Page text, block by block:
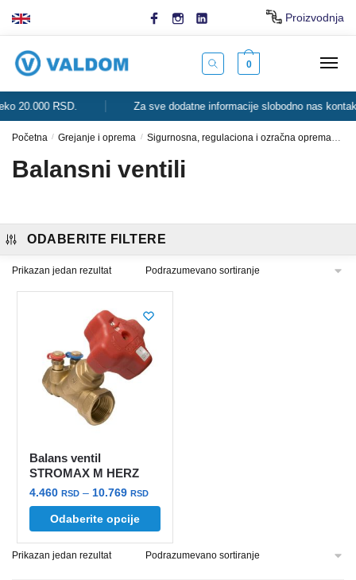
Proizvodnja
0
20.000 RSD. Za sve dodatne informacije slobodno nas
Početna / Grejanje i oprema / Sigurnosna, regulaciona i ozračna oprema
Balansni ventili
ODABERITE FILTERE
Prikazan jedan rezultat
Balans ventil
STROMAX M HERZ
4.460RSD – 10.769RSDRaspon
cena:
od
4.460 rsd
do
Odaberite opcije
Ovaj
ima
Prikazan jedan rezultat